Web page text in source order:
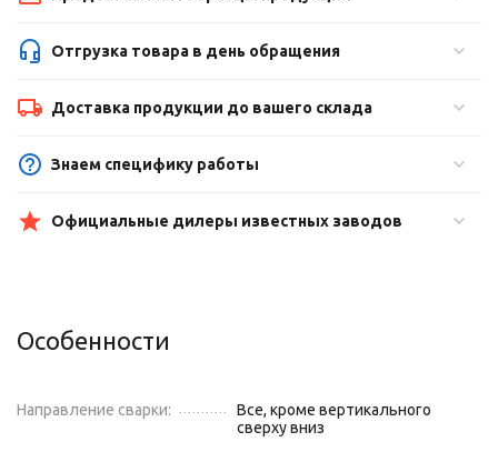
Отгрузка товара в день обращения
Доставка продукции до вашего склада
Знаем специфику работы
Официальные дилеры известных заводов
Особенности
Направление сварки:
Все, кроме вертикального
сверху вниз